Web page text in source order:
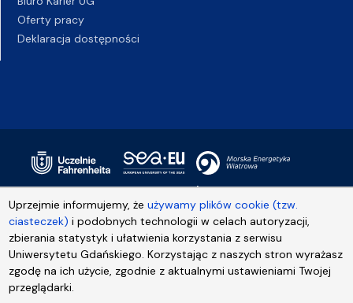
Uprzejmie informujemy, żeużywamy plików cookie (tzw.
ciasteczek) i podobnych technologii w celach autoryzacji,
zbierania statystyk i ułatwienia korzystania z serwisu
Uniwersytetu Gdańskiego. Korzystając z naszych stron wyrażasz
zgodę na ich użycie, zgodnie z aktualnymi ustawieniami Twojej
przeglądarki.
Oferty pracy
Deklaracja dostępności